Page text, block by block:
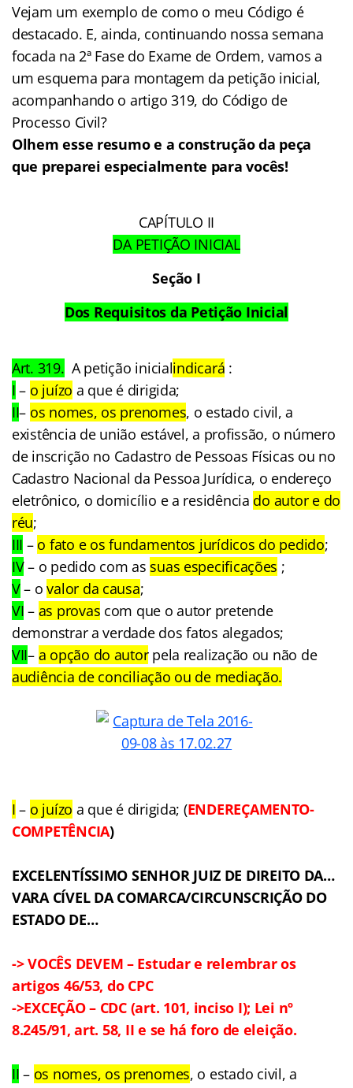
Vejam um exemplo de como o meu Código é
destacado. E, ainda, continuando nossa semana
focada na 2ª Fase do Exame de Ordem, vamos a
um esquema para montagem da petição inicial,
acompanhando o artigo 319, do Código de
Processo Civil?
Olhem esse resumo e a construção da peça
que preparei especialmente para vocês!
CAPÍTULO II
DA PETIÇÃO INICIAL
Seção I
Dos Requisitos da Petição Inicial
Art. 319. A petição inicialindicará :
I – o juízo a que é dirigida;
II– os nomes, os prenomes, o estado civil, a
existência de união estável, a profissão, o número
de inscrição no Cadastro de Pessoas Físicas ou no
Cadastro Nacional da Pessoa Jurídica, o endereço
eletrônico, o domicílio e a residência do autor e do
réu;
III – o fato e os fundamentos jurídicos do pedido;
IV– o pedido com as suas especificações ;
V– ovalor da causa;
VI – as provas com que o autor pretende
demonstrar a verdade dos fatos alegados;
VII– a opção do autorpela realização ou não de
audiência de conciliação ou de mediação.
I – o juízo a que é dirigida; (ENDEREÇAMENTO-
COMPETÊNCIA)
EXCELENTÍSSIMO SENHOR JUIZ DE DIREITO DA…
VARA CÍVEL DA COMARCA/CIRCUNSCRIÇÃO DO
ESTADO DE…
->VOCÊS DEVEM – Estudar e relembrar os
artigos 46/53, do CPC
->EXCEÇÃO – CDC (art. 101, inciso I); Lei nº
8.245/91, art. 58, II e se há foro de eleição.
II – os nomes, os prenomes, o estado civil, a